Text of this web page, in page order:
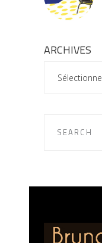
ARCHIVES
ARCHIVES